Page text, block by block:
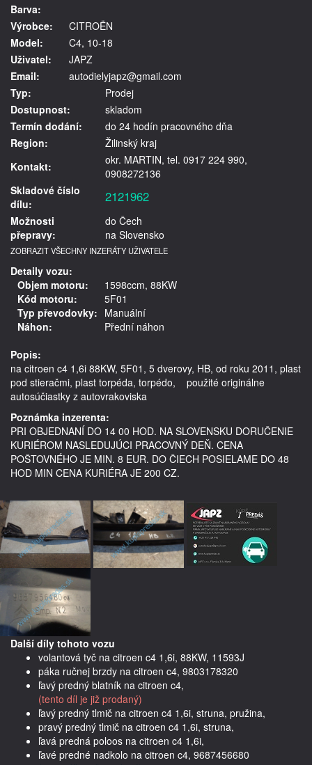
Barva:
Výrobce:
CITROËN
Model:
C4, 10-18
Uživatel:
JAPZ
Email:
autodielyjapz@gmail.com
Typ:
Prodej
Dostupnost:
skladom
Termín dodání:
do 24 hodín pracovného dňa
Region:
Žilinský kraj
Kontakt:
okr. MARTIN, tel. 0917 224 990,
0908272136
Skladové číslo
dílu:
2121962
Možnosti
přepravy:
do Čech
na Slovensko
ZOBRAZIT VŠECHNY INZERÁTY UŽIVATELE
Detaily vozu:
Objem motoru:
1598ccm, 88KW
Kód motoru:
5F01
Typ převodovky: Manuální
Náhon:
Přední náhon
Popis:
na citroen c4 1,6i 88KW, 5F01, 5 dverovy, HB, od roku 2011, plast
pod stieračmi, plast torpéda, torpédo,    použité originálne
autosúčiastky z autovrakoviska
Poznámka inzerenta:
PRI OBJEDNANÍ DO 14 00 HOD. NA SLOVENSKU DORUČENIE
KURIÉROM NASLEDUJÚCI PRACOVNÝ DEŇ. CENA
POŠTOVNÉHO JE MIN. 8 EUR. DO ČIECH POSIELAME DO 48
HOD MIN CENA KURIÉRA JE 200 CZ.
Další díly tohoto vozu
volantová tyč na citroen c4 1,6i, 88KW, 11593J
páka ručnej brzdy na citroen c4, 9803178320
ľavý predný blatník na citroen c4,
(tento díl je již prodaný)
ľavý predný tlmič na citroen c4 1,6i, struna, pružina,
pravý predný tlmič na citroen c4 1,6i, struna,
ľavá predná poloos na citroen c4 1,6i,
ľavé predné nadkolo na citroen c4, 9687456680